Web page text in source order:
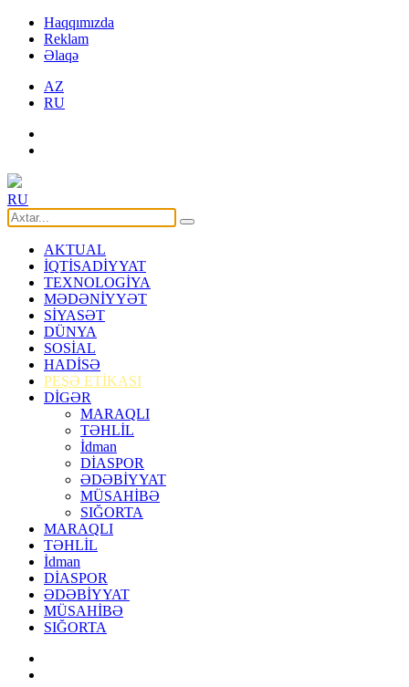
Haqqımızda
Reklam
Əlaqə
AZ
RU
RU
AKTUAL
İQTİSADİYYAT
TEXNOLOGİYA
MƏDƏNİYYƏT
SİYASƏT
DÜNYA
SOSİAL
HADİSƏ
PEŞƏ ETİKASI
DİGƏR
MARAQLI
TƏHLİL
İdman
DİASPOR
ƏDƏBİYYAT
MÜSAHİBƏ
SIĞORTA
MARAQLI
TƏHLİL
İdman
DİASPOR
ƏDƏBİYYAT
MÜSAHİBƏ
SIĞORTA